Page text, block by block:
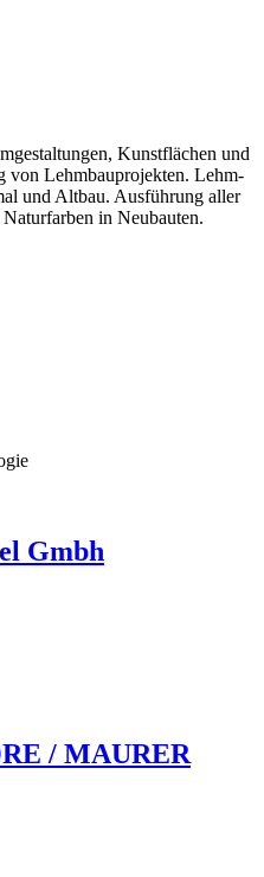
Kunstflächen und
von Lehmbauprojekten. Lehm-
und Altbau. Ausführung aller
in Neubauten.
Gmbh
/ MAURER